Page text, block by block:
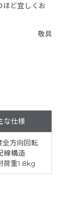
ほど宜しくお
敬具
な仕様
全方向回転
線構造
荷重1.8kg